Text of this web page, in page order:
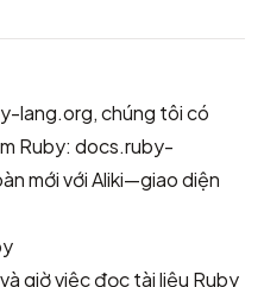
lang.org, chúng tôi có
Ruby: docs.ruby-
mới với Aliki—giao diện
giờ việc đọc tài liệu Ruby